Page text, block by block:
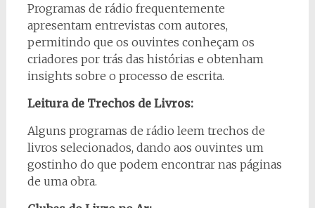
Programas de rádio frequentemente
apresentam entrevistas com autores,
permitindo que os ouvintes conheçam os
criadores por trás das histórias e obtenham
insights sobre o processo de escrita.
Leitura de Trechos de Livros:
Alguns programas de rádio leem trechos de
livros selecionados, dando aos ouvintes um
gostinho do que podem encontrar nas páginas
de uma obra.